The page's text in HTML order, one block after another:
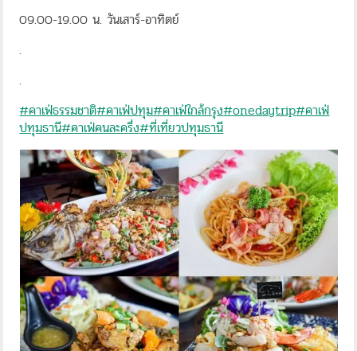
09.00-19.00 น. วันเสาร์-อาทิตย์
.
.
#คาเฟ่ธรรมชาติ#คาเฟ่ปทุม#คาเฟ่ใกล้กรุง#onedaytrip#คาเฟ่
ปทุมธานี#คาเฟ่คนละครึ่ง#ที่เที่ยวปทุมธานี